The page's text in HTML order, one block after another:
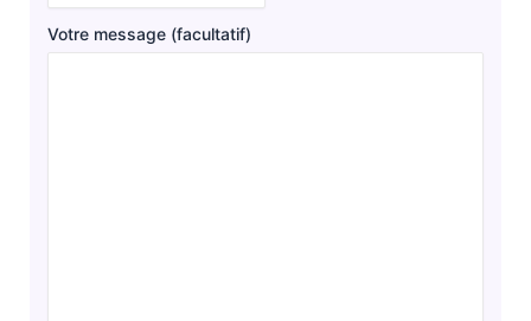
Votre message (facultatif)